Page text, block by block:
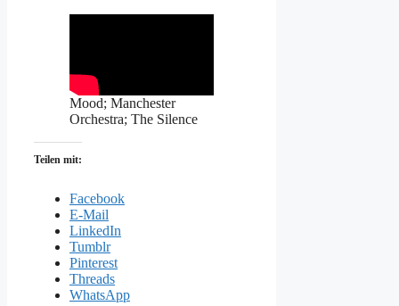
Mood; Manchester
Orchestra; The Silence
Teilen mit:
Facebook
E-Mail
LinkedIn
Tumblr
Pinterest
Threads
WhatsApp